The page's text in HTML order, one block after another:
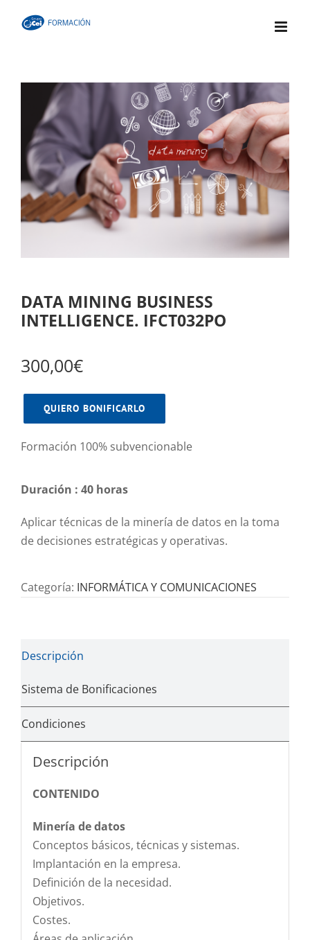
DATA MINING BUSINESS
INTELLIGENCE. IFCT032PO
300,00€
QUIERO BONIFICARLO
Formación 100% subvencionable
Duración : 40 horas
Aplicar técnicas de la minería de datos en la toma
de decisiones estratégicas y operativas.
Categoría: INFORMÁTICA Y COMUNICACIONES
Descripción
Sistema de Bonificaciones
Condiciones
Descripción
CONTENIDO
Minería de datos
Conceptos básicos, técnicas y sistemas.
Implantación en la empresa.
Definición de la necesidad.
Objetivos.
Costes.